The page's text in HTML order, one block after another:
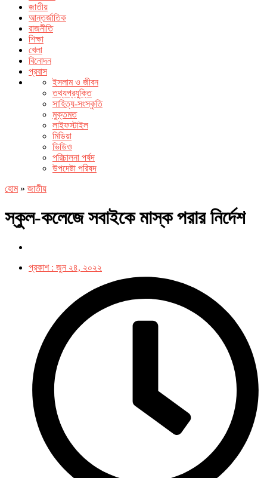
জাতীয়
আন্তর্জাতিক
রাজনীতি
শিক্ষা
খেলা
বিনোদন
প্রবাস
ইসলাম ও জীবন
তথ্যপ্রযুক্তি
সাহিত্য-সংস্কৃতি
মুক্তমত
লাইফস্টাইল
মিডিয়া
ভিডিও
পরিচালনা পর্ষদ
উপদেষ্টা পরিষদ
হোম» জাতীয়
স্কুল-কলেজে সবাইকে মাস্ক পরার নির্দেশ
প্রকাশ : জুন ২৪, ২০২২